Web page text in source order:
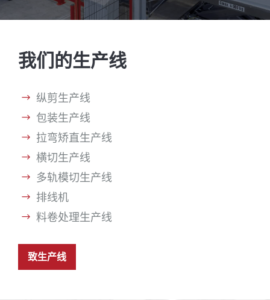
我们的生产线
纵剪生产线
包装生产线
拉弯矫直生产线
横切生产线
多轨模切生产线
排线机
料卷处理生产线
致生产线